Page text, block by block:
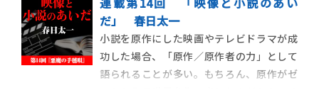
の力が大きいことには違いない。ただ一方
で、映画やテレビドラマを先に観てから原
作を読んだ際に気づくことがある。劇中で
大きなインパクトを与えたセリフ、物語展
開、登場人物が原
だ」 春日太一
小説を原作にした映画やテレビドラマが成
功した場合、「原作／原作者の力」として
語られることが多い。もちろん、原作がゼ